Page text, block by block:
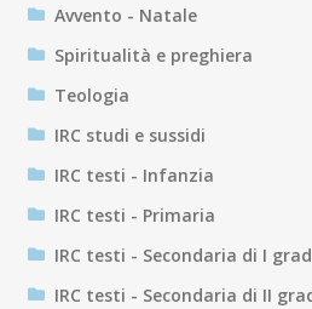
Avvento - Natale
Spiritualità e preghiera
Teologia
IRC studi e sussidi
IRC testi - Infanzia
IRC testi - Primaria
IRC testi - Secondaria di I
IRC testi - Secondaria di II